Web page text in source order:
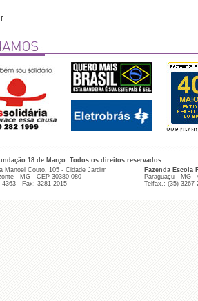
18 de Março. Todos os direitos reservados.
Manoel Couto, 105 - Cidade Jardim
- MG - CEP 30380-080
4363 - Fax: 3281-2015
Fazenda Escola
Paraguaçu - MG -
Telfax.: (35) 3267-